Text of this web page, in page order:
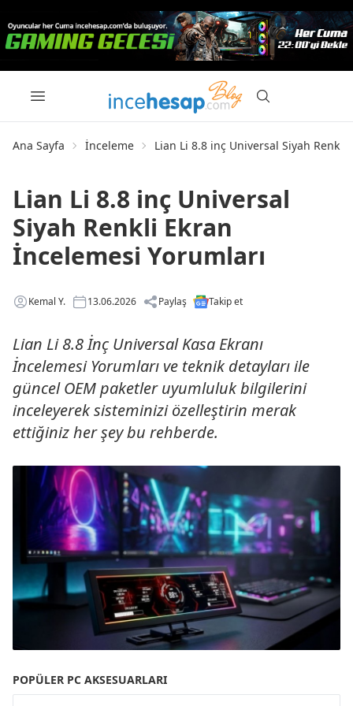
Ana Sayfa İnceleme Lian Li 8.8 inç Universal Siyah Renkli
Lian Li 8.8 inç Universal
Siyah Renkli Ekran
İncelemesi Yorumları
Kemal Y. 13.06.2026 Paylaş Takip et
Lian Li 8.8 İnç Universal Kasa Ekranı
İncelemesi Yorumları ve teknik detayları ile
güncel OEM paketler uyumluluk bilgilerini
inceleyerek sisteminizi özelleştirin merak
ettiğiniz her şey bu rehberde.
POPÜLER PC AKSESUARLARI